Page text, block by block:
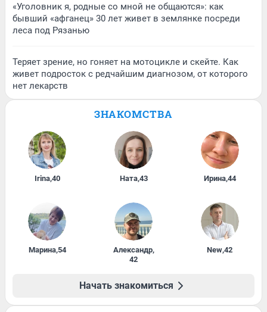
«Уголовник я, родные со мной не общаются»: как
бывший «афганец» 30 лет живет в землянке посреди
леса под Рязанью
Теряет зрение, но гоняет на мотоцикле и скейте. Как
живет подросток с редчайшим диагнозом, от которого
нет лекарств
ЗНАКОМСТВА
Irina,40 Ната,43 Ирина,44
Марина,54 Александр,
42
New,42
Начать знакомиться